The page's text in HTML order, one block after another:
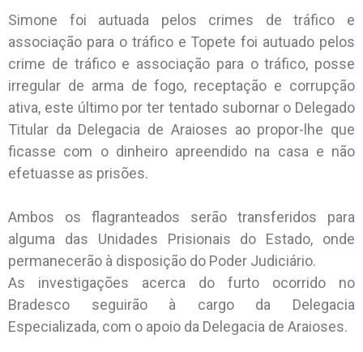
Simone foi autuada pelos crimes de tráfico e
associação para o tráfico e Topete foi autuado pelos
crime de tráfico e associação para o tráfico, posse
irregular de arma de fogo, receptação e corrupção
ativa, este último por ter tentado subornar o Delegado
Titular da Delegacia de Araioses ao propor-lhe que
ficasse com o dinheiro apreendido na casa e não
efetuasse as prisões.
Ambos os flagranteados serão transferidos para
alguma das Unidades Prisionais do Estado, onde
permanecerão à disposição do Poder Judiciário.
As investigações acerca do furto ocorrido no
Bradesco seguirão à cargo da Delegacia
Especializada, com o apoio da Delegacia de Araioses.